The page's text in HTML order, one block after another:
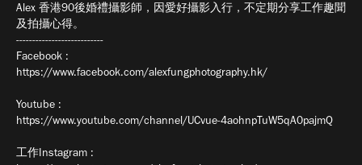
Alex 香港90後婚禮攝影師，因愛好攝影入行，不定期分享工作趣聞
及拍攝心得。
---------------------------
Facebook :
https://www.facebook.com/alexfungphotography.hk/
Youtube :
https://www.youtube.com/channel/UCvue-4aohnpTuW5qA0pajmQ
工作Instagram :